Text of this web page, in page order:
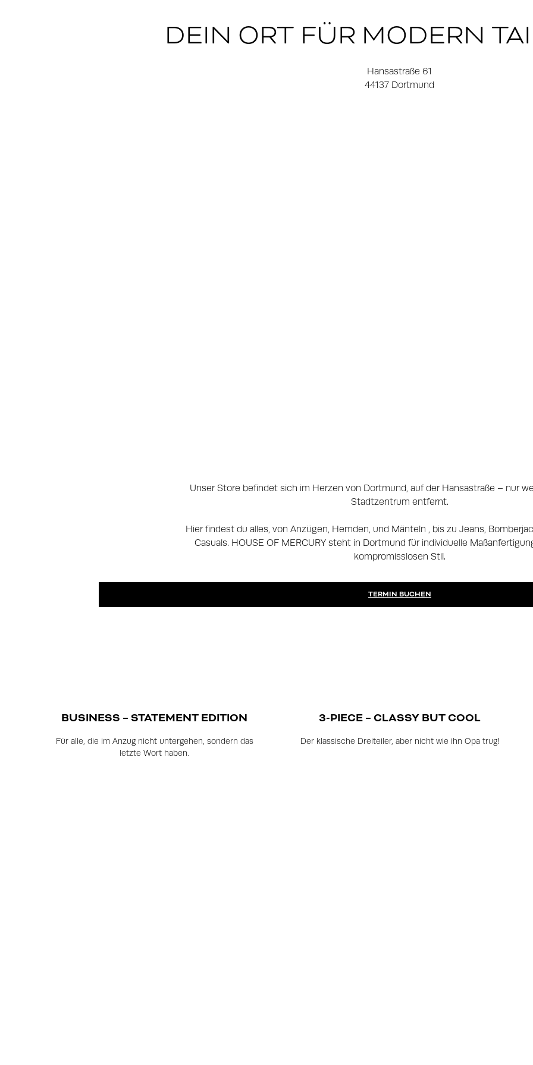
DEIN ORT FÜR MODERN
Hansastraße 61
44137 Dortmund
Unser Store befindet sich im Herzen von Dortmund, auf der Hansastraße – nur
Stadtzentrum entfernt.
Hier findest du alles, von Anzügen, Hemden, und Mänteln , bis zu Jeans,
Casuals. HOUSE OF MERCURY steht in Dortmund für individuelle
kompromisslosen Stil.
TERMIN BUCHEN
BUSINESS – STATEMENT EDITION
Für alle, die im Anzug nicht untergehen, sondern das
letzte Wort haben.
3-PIECE – CLASSY BUT COOL
Der klassische Dreiteiler, aber nicht wie ihn Opa trug!